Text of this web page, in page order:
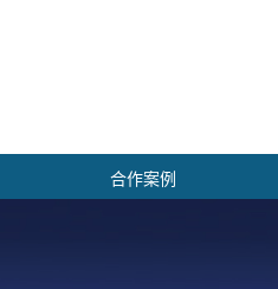
合作案例